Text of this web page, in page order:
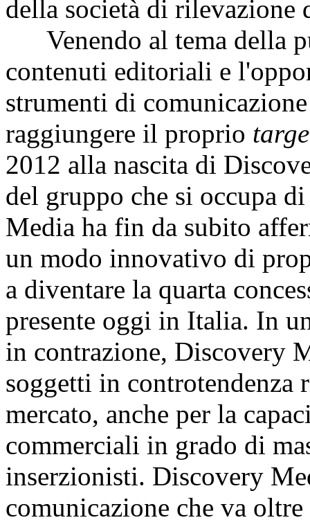
della società di rilevazione
Venendo al tema della
contenuti editoriali e
strumenti di
raggiungere il proprio
2012 alla nascita di
del gruppo che si occupa
Media ha fin da subito
un modo innovativo di
a diventare la quarta
presente oggi in Italia. In
in contrazione, Discovery
soggetti in controtendenza
mercato, anche per la
commerciali in grado di
inserzionisti. Discovery
comunicazione che va